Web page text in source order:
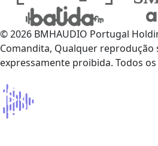
© 2026 BMHAUDIO Portugal
Comandita, Qualquer
expressamente proibida. Todos